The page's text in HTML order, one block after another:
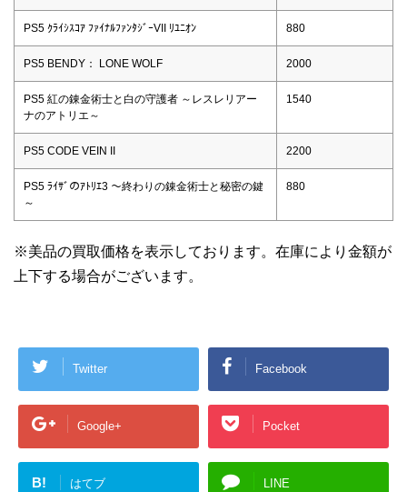
PS5 ｸﾗｲｼｽｺｱ ﾌｧｲﾅﾙﾌｧﾝﾀｼﾞｰVII ﾘﾕﾆｵﾝ 880
PS5 BENDY： LONE WOLF 2000
PS5 紅の錬金術士と白の守護者 ～レスレリアー
ナのアトリエ～
1540
PS5 CODE VEIN II 2200
PS5 ﾗｲｻﾞのｱﾄﾘｴ3 ～終わりの錬金術士と秘密の鍵
～
880
※美品の買取価格を表示しております。在庫により金額が
上下する場合がございます。
Twitter Facebook
Google+ Pocket
B! はてブ LINE